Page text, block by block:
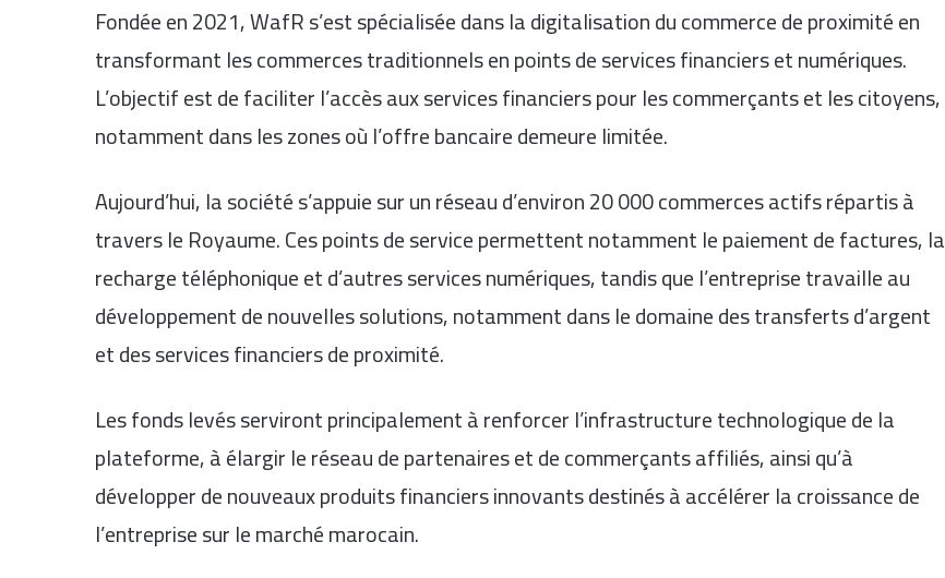
Fondée en 2021, WafR s’est spécialisée dans la digitalisation du commerce de proximité en
transformant les commerces traditionnels en points de services financiers et numériques.
L’objectif est de faciliter l’accès aux services financiers pour les commerçants et les citoyens,
notamment dans les zones où l’offre bancaire demeure limitée.
Aujourd’hui, la société s’appuie sur un réseau d’environ 20 000 commerces actifs répartis à
travers le Royaume. Ces points de service permettent notamment le paiement de factures, la
recharge téléphonique et d’autres services numériques, tandis que l’entreprise travaille au
développement de nouvelles solutions, notamment dans le domaine des transferts d’argent
et des services financiers de proximité.
Les fonds levés serviront principalement à renforcer l’infrastructure technologique de la
plateforme, à élargir le réseau de partenaires et de commerçants affiliés, ainsi qu’à
développer de nouveaux produits financiers innovants destinés à accélérer la croissance de
l’entreprise sur le marché marocain.